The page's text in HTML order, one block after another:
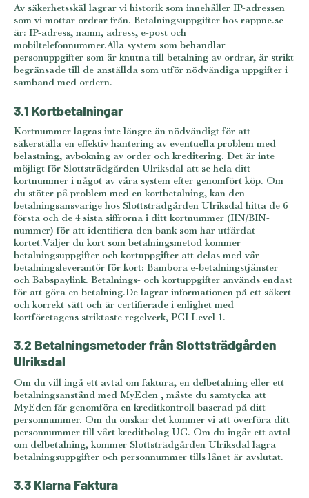
Av säkerhetsskäl lagrar vi historik som innehåller IP-adressen
som vi mottar ordrar från. Betalningsuppgifter hos rappne.se
är: IP-adress, namn, adress, e-post och
mobiltelefonnummer.Alla system som behandlar
personuppgifter som är knutna till betalning av ordrar, är strikt
begränsade till de anställda som utför nödvändiga uppgifter i
samband med ordern.
3.1 Kortbetalningar
Kortnummer lagras inte längre än nödvändigt för att
säkerställa en effektiv hantering av eventuella problem med
belastning, avbokning av order och kreditering. Det är inte
möjligt för Slottsträdgården Ulriksdal att se hela ditt
kortnummer i något av våra system efter genomfört köp. Om
du stöter på problem med en kortbetalning, kan den
betalningsansvarige hos Slottsträdgården Ulriksdal hitta de 6
första och de 4 sista siffrorna i ditt kortnummer (IIN/BIN-
nummer) för att identifiera den bank som har utfärdat
kortet.Väljer du kort som betalningsmetod kommer
betalningsuppgifter och kortuppgifter att delas med vår
betalningsleverantör för kort: Bambora e-betalningstjänster
och Babspaylink. Betalnings- och kortuppgifter används endast
för att göra en betalning.De lagrar informationen på ett säkert
och korrekt sätt och är certifierade i enlighet med
kortföretagens striktaste regelverk, PCI Level 1.
3.2 Betalningsmetoder från Slottsträdgården
Ulriksdal
Om du vill ingå ett avtal om faktura, en delbetalning eller ett
betalningsanstånd med MyEden , måste du samtycka att
MyEden får genomföra en kreditkontroll baserad på ditt
personnummer. Om du önskar det kommer vi att överföra ditt
personnummer till vårt kreditbolag UC. Om du ingår ett avtal
om delbetalning, kommer Slottsträdgården Ulriksdal lagra
betalningsuppgifter och personnummer tills lånet är avslutat.
3.3 Klarna Faktura